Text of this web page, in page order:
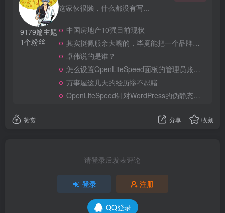
9179篇主题
1个粉丝
这家伙很懒，什么都没有写...
中国房地产10强目前现状
其实挺佩服余大嘴的，毕竟能把一个品牌做到全民嘲笑恶搞，真的不容易
卓伟说的是谁？
怎么设置OpenLiteSpeed面板的管理员账号和密码？
万事屋这几天的经历惨不忍睹
OpenLiteSpeed针对WordPress的伪静态及安全规则
赞赏 分享 收藏
请登录后发表评论
登录 注册
QQ登录